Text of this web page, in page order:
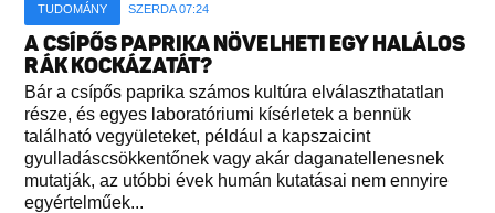
TUDOMÁNY SZERDA 07:24
A CSÍPŐS PAPRIKA NÖVELHETI EGY HALÁLOS
RÁK KOCKÁZATÁT?
Bár a csípős paprika számos kultúra elválaszthatatlan
része, és egyes laboratóriumi kísérletek a bennük
található vegyületeket, például a kapszaicint
gyulladáscsökkentőnek vagy akár daganatellenesnek
mutatják, az utóbbi évek humán kutatásai nem ennyire
egyértelműek...